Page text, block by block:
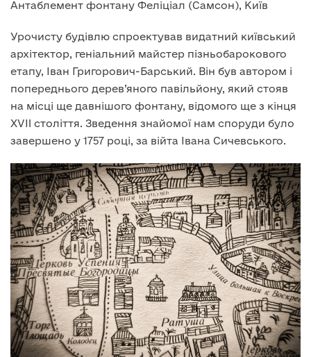
Антаблемент фонтану Феліціал (Самсон), Київ
Урочисту будівлю спроектував видатний київський
архітектор, геніальний майстер пізньобарокового
етапу, Іван Григорович-Барський. Він був автором і
попереднього дерев’яного павільйону, який стояв
на місці ще давнішого фонтану, відомого ще з кінця
XVII століття. Зведення знайомої нам споруди було
завершено у 1757 році, за війта Івана Сичевського.